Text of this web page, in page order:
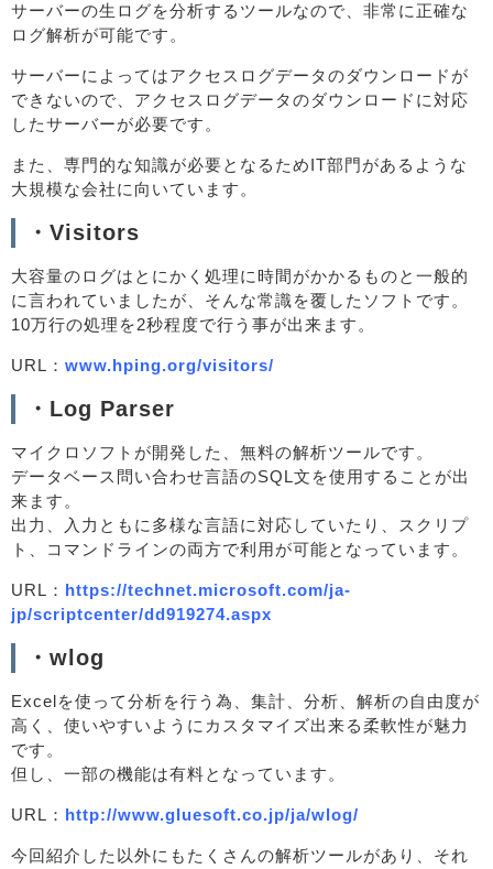
サーバーの生ログを分析するツールなので、非常に正確な
ログ解析が可能です。
サーバーによってはアクセスログデータのダウンロードが
できないので、アクセスログデータのダウンロードに対応
したサーバーが必要です。
また、専門的な知識が必要となるためIT部門があるような
大規模な会社に向いています。
・Visitors
大容量のログはとにかく処理に時間がかかるものと一般的
に言われていましたが、そんな常識を覆したソフトです。
10万行の処理を2秒程度で行う事が出来ます。
URL： www.hping.org/visitors/
・Log Parser
マイクロソフトが開発した、無料の解析ツールです。
データベース問い合わせ言語のSQL文を使用することが出
来ます。
出力、入力ともに多様な言語に対応していたり、スクリプ
ト、コマンドラインの両方で利用が可能となっています。
URL： https://technet.microsoft.com/ja-
jp/scriptcenter/dd919274.aspx
・wlog
Excelを使って分析を行う為、集計、分析、解析の自由度が
高く、使いやすいようにカスタマイズ出来る柔軟性が魅力
です。
但し、一部の機能は有料となっています。
URL： http://www.gluesoft.co.jp/ja/wlog/
今回紹介した以外にもたくさんの解析ツールがあり、それ